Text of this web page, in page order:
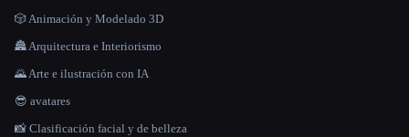
🎲 Animación y Modelado 3D
🏯 Arquitectura e Interiorismo
🌄 Arte e ilustración con IA
😎 avatares
📸 Clasificación facial y de belleza